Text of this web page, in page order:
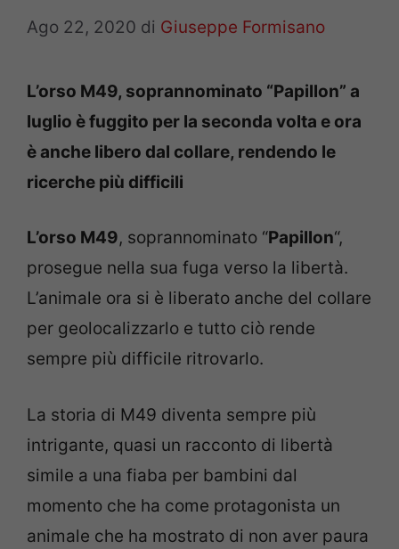
Ago 22, 2020 di Giuseppe Formisano
L’orso M49, soprannominato “Papillon” a
luglio è fuggito per la seconda volta e ora
è anche libero dal collare, rendendo le
ricerche più difficili
L’orso M49, soprannominato “Papillon“,
prosegue nella sua fuga verso la libertà.
L’animale ora si è liberato anche del collare
per geolocalizzarlo e tutto ciò rende
sempre più difficile ritrovarlo.
La storia di M49 diventa sempre più
intrigante, quasi un racconto di libertà
simile a una fiaba per bambini dal
momento che ha come protagonista un
animale che ha mostrato di non aver paura